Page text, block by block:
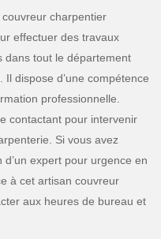
couvreur charpentier
effectuer des travaux
dans tout le département
dispose d’une compétence
professionnelle.
contactant pour intervenir
Si vous avez
d’un expert pour urgence en
à cet artisan couvreur
aux heures de bureau et